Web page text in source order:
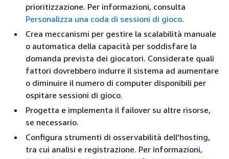
prioritizzazione. Per informazioni, consulta
Personalizza una coda di sessioni di gioco.
Crea meccanismi per gestire la scalabilità manuale
o automatica della capacità per soddisfare la
domanda prevista dei giocatori. Considerate quali
fattori dovrebbero indurre il sistema ad aumentare
o diminuire il numero di computer disponibili per
ospitare sessioni di gioco.
Progetta e implementa il failover su altre risorse,
se necessario.
Configura strumenti di osservabilità dell'hosting,
tra cui analisi e registrazione. Per informazioni,